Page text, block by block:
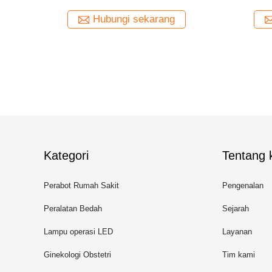
Hubungi sekarang
Kategori
Perabot Rumah Sakit
Peralatan Bedah
Lampu operasi LED
Ginekologi Obstetri
Tentang
Pengenalan
Sejarah
Layanan
Tim kami